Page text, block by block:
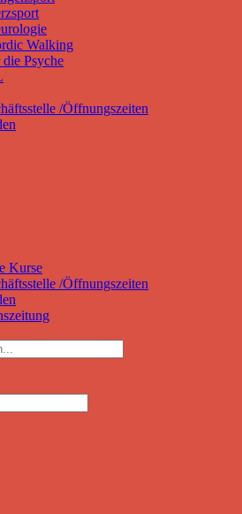
Walking
Psyche
/Öffnungszeiten
Kurse
/Öffnungszeiten